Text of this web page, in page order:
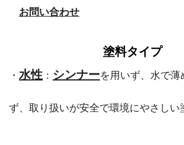
お問い合わせ
塗料タイプ
・ 水性 ： シンナーを用いず、水で薄
におい
ず、取り扱いが安全で環境にやさしい